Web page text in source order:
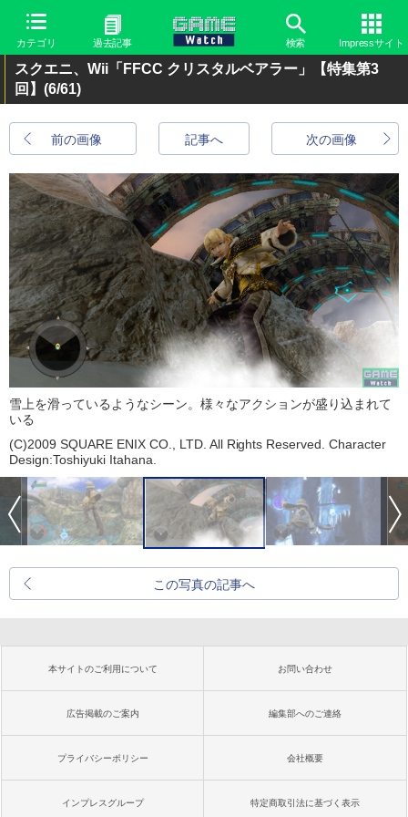
カテゴリ 過去記事 検索 Impressサイト
スクエニ、Wii「FFCC クリスタルベアラー」【特集第3
回】 (6/61)
前の画像 次の画像
記事へ
雪上を滑っているようなシーン。様々なアクションが盛り込まれて
いる
(C)2009 SQUARE ENIX CO., LTD. All Rights Reserved. Character
Design:Toshiyuki Itahana.
この写真の記事へ
本サイトのご利用について お問い合わせ
広告掲載のご案内 編集部へのご連絡
プライバシーポリシー 会社概要
インプレスグループ 特定商取引法に基づく表示